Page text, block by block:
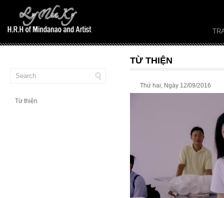
Từ thiện
TỪ THIỆN
Thứ hai, Ngày 12/09/2016